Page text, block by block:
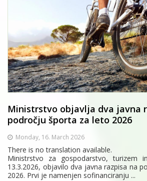
Ministrstvo objavlja dva javna
področju športa za leto 2026
Monday, 16. March 2026
There is no translation available.
Ministrstvo za gospodarstvo, turizem
13.3.2026, objavilo dva javna razpisa na
2026. Prvi je namenjen sofinanciranju ...